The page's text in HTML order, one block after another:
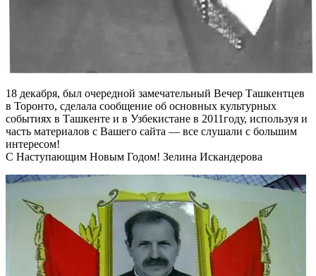
18 декабря, был очередной замечательный Вечер Ташкентцев
в Торонто, сделала сообщение об основных культурных
событиях в Ташкенте и в Узбекистане в 2011году, используя и
часть материалов с Вашего сайта — все слушали с большим
интересом!
С Наступающим Новым Годом! Зелина Искандерова